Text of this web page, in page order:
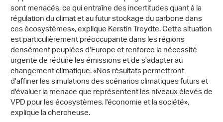
sont menacés, ce qui entraîne des incertitudes quant à la
régulation du climat et au futur stockage du carbone dans
ces écosystèmes», explique Kerstin Treydte. Cette situation
est particulièrement préoccupante dans les régions
densément peuplées d'Europe et renforce la nécessité
urgente de réduire les émissions et de s'adapter au
changement climatique. «Nos résultats permettront
d'affiner les simulations des scénarios climatiques futurs et
d'évaluer la menace que représentent les niveaux élevés de
VPD pour les écosystèmes, l'économie et la société»,
explique la chercheuse.